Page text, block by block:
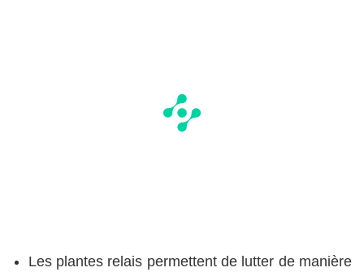
Les plantes relais permettent de lutter de manière